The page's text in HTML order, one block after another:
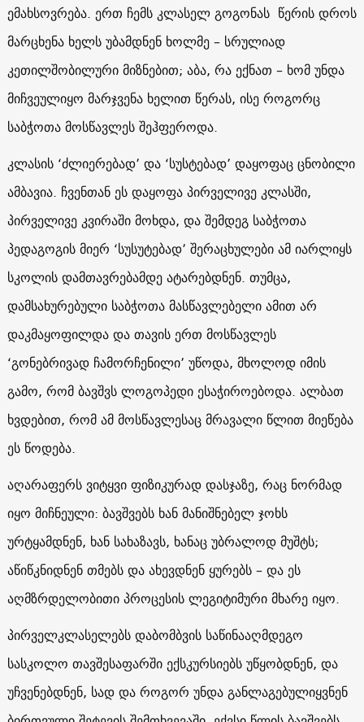
ემახსოვრება. ერთ ჩემს კლასელ გოგონას წერის დროს
მარცხენა ხელს უბამდნენ ხოლმე – სრულიად
კეთილშობილური მიზნებით; აბა, რა ექნათ – ხომ უნდა
მიჩვეულიყო მარჯვენა ხელით წერას, ისე როგორც
საბჭოთა მოსწავლეს შეჰფეროდა.
კლასის ‘ძლიერებად’ და ‘სუსტებად’ დაყოფაც ცნობილი
ამბავია. ჩვენთან ეს დაყოფა პირველივე კლასში,
პირველივე კვირაში მოხდა, და შემდეგ საბჭოთა
პედაგოგის მიერ ‘სუსუტებად’ შერაცხულები ამ იარლიყს
სკოლის დამთავრებამდე ატარებდნენ. თუმცა,
დამსახურებული საბჭოთა მასწავლებელი ამით არ
დაკმაყოფილდა და თავის ერთ მოსწავლეს
‘გონებრივად ჩამორჩენილი’ უწოდა, მხოლოდ იმის
გამო, რომ ბავშვს ლოგოპედი ესაჭიროებოდა. ალბათ
ხვდებით, რომ ამ მოსწავლესაც მრავალი წლით მიეწება
ეს წოდება.
აღარაფერს ვიტყვი ფიზიკურად დასჯაზე, რაც ნორმად
იყო მიჩნეული: ბავშვებს ხან მანიშნებელ ჯოხს
ურტყამდნენ, ხან სახაზავს, ხანაც უბრალოდ მუშტს;
აწიწკნიდნენ თმებს და ახევდნენ ყურებს – და ეს
აღმზრდელობითი პროცესის ლეგიტიმური მხარე იყო.
პირველკლასელებს დაბომბვის საწინააღმდეგო
სასკოლო თავშესაფარში ექსკურსიებს უწყობდნენ, და
უჩვენებდნენ, სად და როგორ უნდა განლაგებულიყვნენ